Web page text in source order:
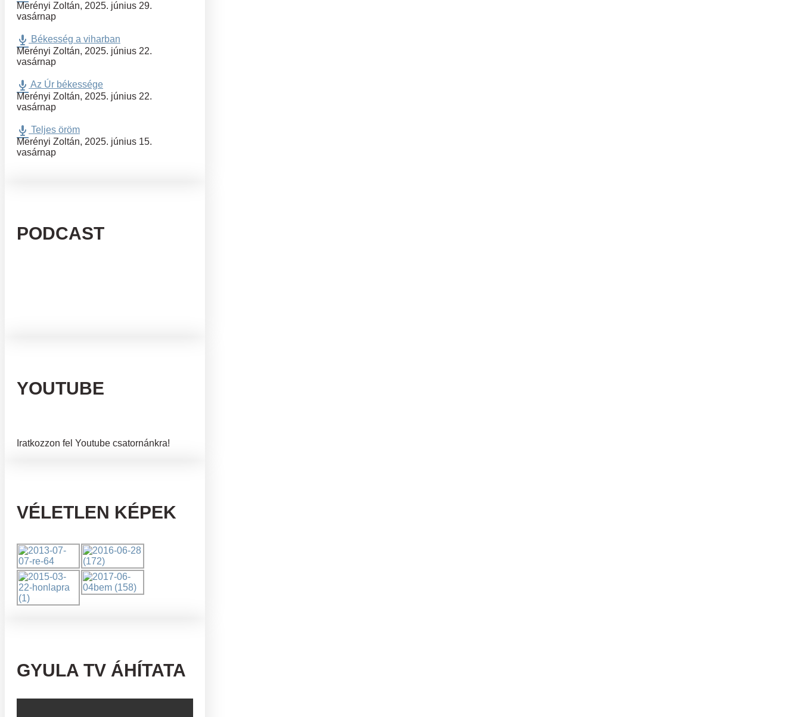
Merényi Zoltán, 2025. június 29.
vasárnap
Békesség a viharban
Merényi Zoltán, 2025. június 22.
vasárnap
Az Úr békessége
Merényi Zoltán, 2025. június 22.
vasárnap
Teljes öröm
Merényi Zoltán, 2025. június 15.
vasárnap
PODCAST
YOUTUBE
Iratkozzon fel Youtube csatornánkra!
VÉLETLEN KÉPEK
GYULA TV ÁHÍTATA